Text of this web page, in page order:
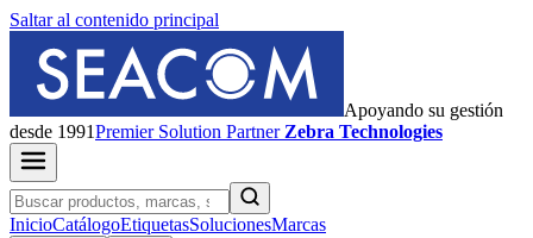
Saltar al contenido principal
Apoyando su gestión
desde 1991PremierSolution Partner Zebra Technologies
InicioCatálogoEtiquetasSolucionesMarcas